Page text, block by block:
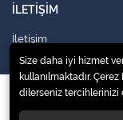
İLETİŞİM
İletişim
© 2020Küresel
Size daha iyi hizmet
kullanılmaktadır.
dilerseniz tercihlerinizi